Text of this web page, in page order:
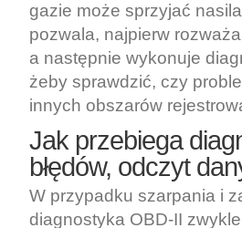
gazie może sprzyjać
pozwala, najpierw
a następnie wykonuje
żeby sprawdzić, czy
innych obszarów
Jak przebiega
błędów, odczyt
W przypadku szarpania i
diagnostyka OBD-II